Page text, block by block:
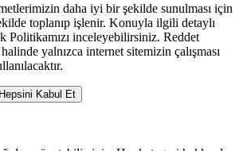
daha iyi bir şekilde sunulması için
toplanıp işlenir. Konuyla ilgili detaylı
inceleyebilirsiniz. Reddet
yalnızca internet sitemizin çalışması
Hepsini Kabul Et